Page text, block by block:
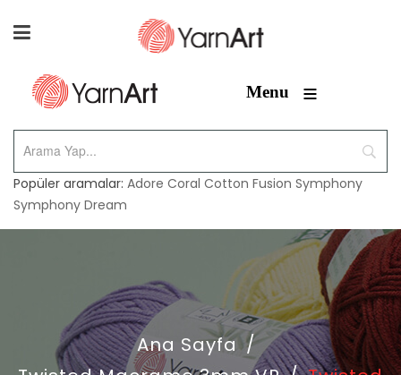
Menu ≡
Popüler aramalar: Adore Coral Cotton Fusion Symphony
Symphony Dream
Ana Sayfa /